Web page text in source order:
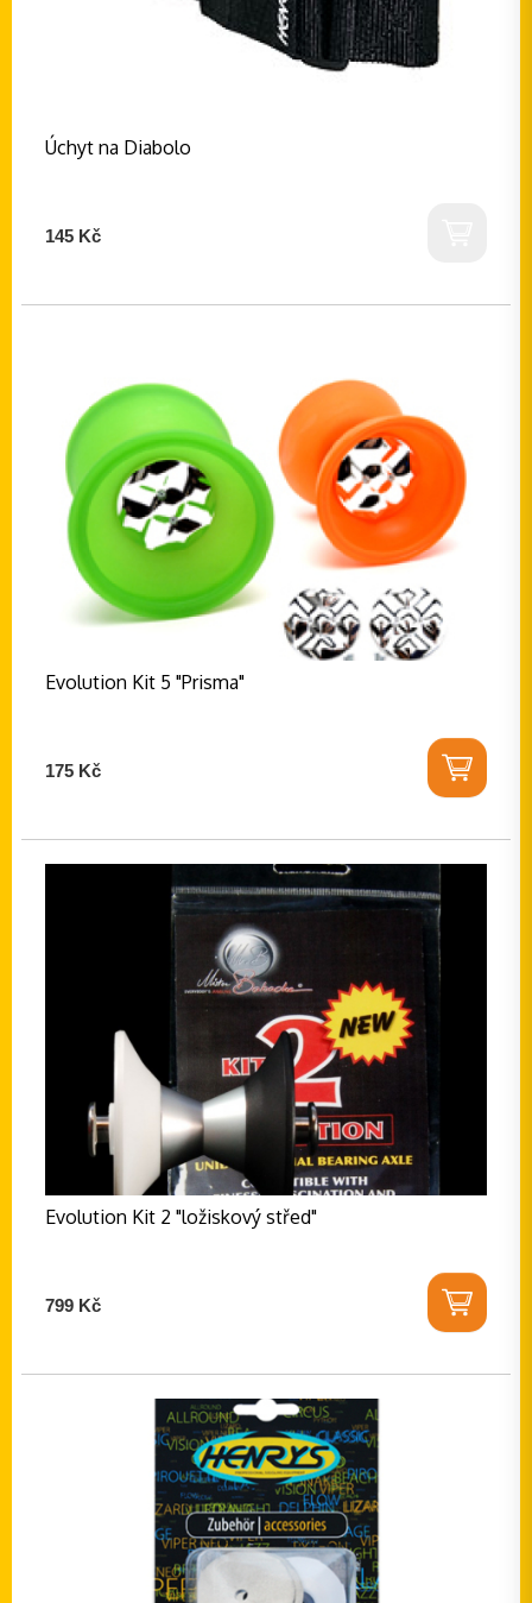
Úchyt na Diabolo
145 Kč
Evolution Kit 5 "Prisma"
175 Kč
Evolution Kit 2 "ložiskový střed"
799 Kč